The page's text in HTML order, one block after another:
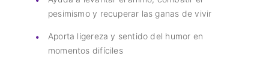
pesimismo y recuperar las ganas de vivir
Aporta ligereza y sentido del humor en
momentos difíciles